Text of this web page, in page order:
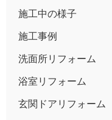
施工中の様子
施工事例
洗面所リフォーム
浴室リフォーム
玄関ドアリフォーム